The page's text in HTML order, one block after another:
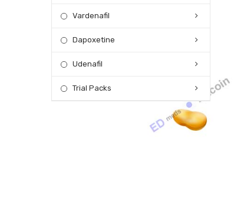
Vardenafil
Dapoxetine
Udenafil
Trial Packs